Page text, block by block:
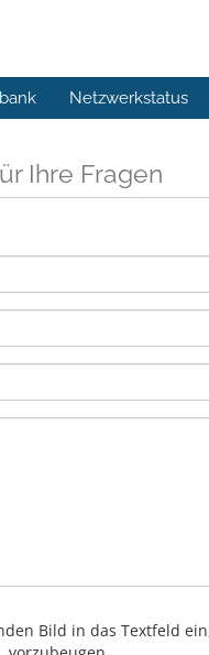
Netzwerkstatus
Ihre Fragen
Bild in das Textfeld